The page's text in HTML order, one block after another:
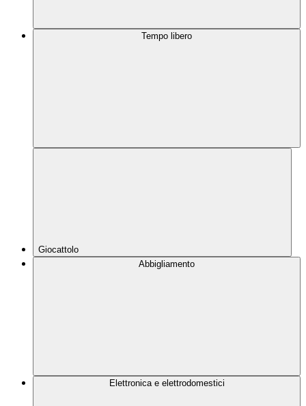
Tempo libero
Giocattolo
Abbigliamento
Elettronica e elettrodomestici